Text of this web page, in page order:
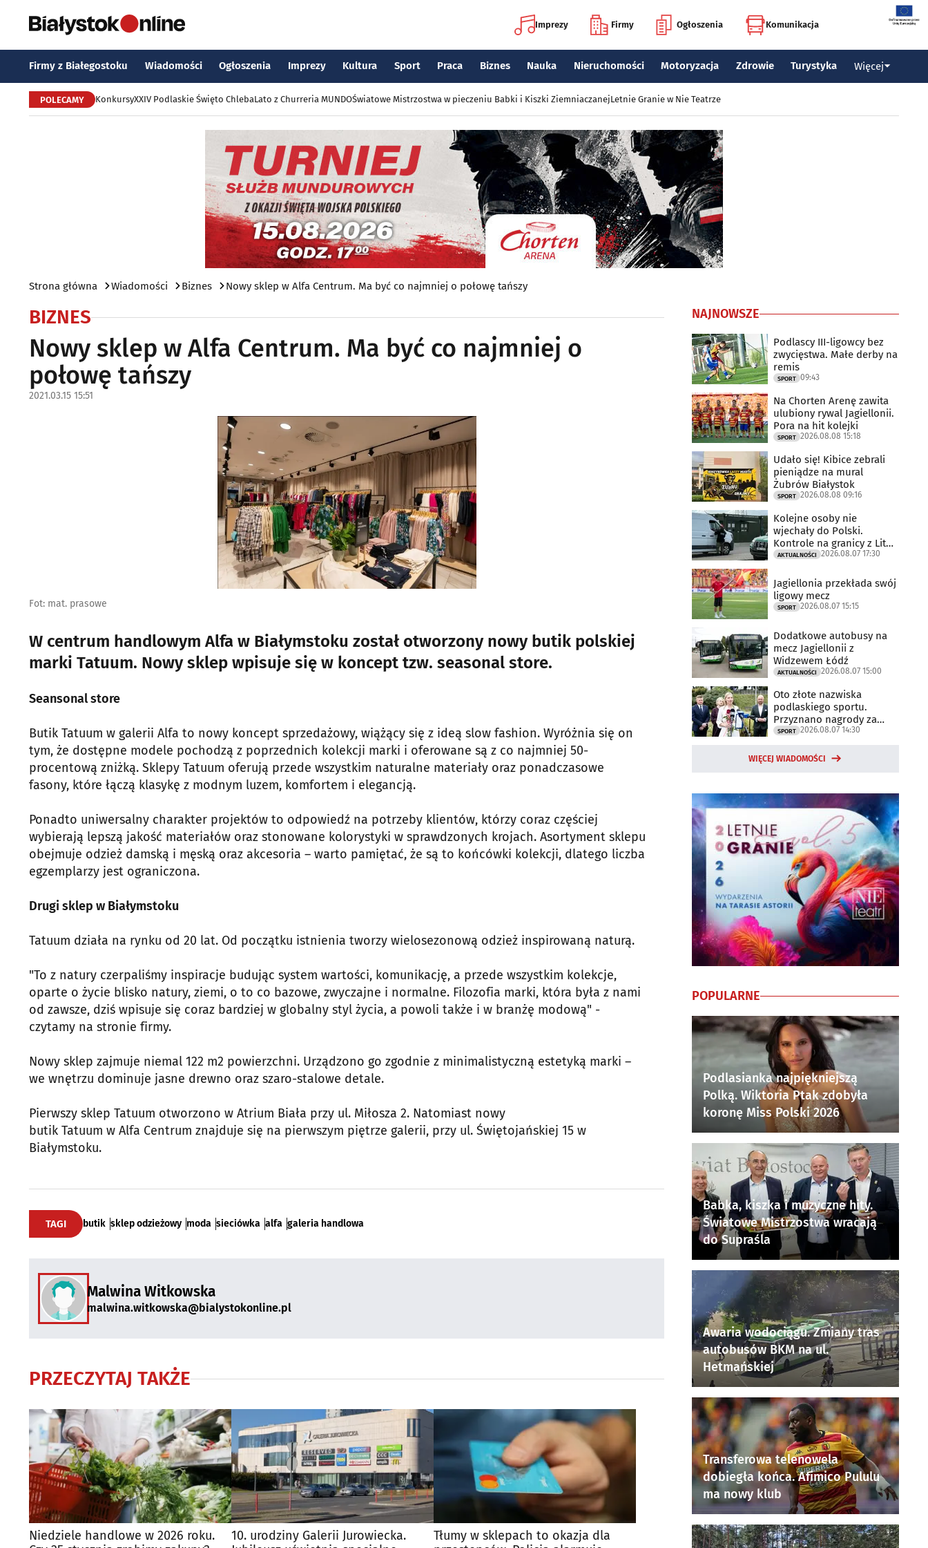
Imprezy Firmy Ogłoszenia Komunikacja
Firmy z Białegostoku Wiadomości Ogłoszenia Imprezy Kultura Sport Praca Biznes Nauka Nieruchomości Motoryzacja Zdrowie Turystyka Więcej
POLECAMY KonkursyXXIV Podlaskie Święto ChlebaLato z Churreria MUNDOŚwiatowe Mistrzostwa w pieczeniu Babki i Kiszki ZiemniaczanejLetnie Granie w Nie Teatrze
Strona główna Wiadomości Biznes Nowy sklep w Alfa Centrum. Ma być co najmniej o połowę tańszy
BIZNES
Nowy sklep w Alfa Centrum. Ma być co najmniej o
połowę tańszy
2021.03.15 15:51
Fot: mat. prasowe
W centrum handlowym Alfa w Białymstoku został otworzony nowy butik polskiej
marki Tatuum. Nowy sklep wpisuje się w koncept tzw. seasonal store.
Seansonal store
Butik Tatuum w galerii Alfa to nowy koncept sprzedażowy, wiążący się z ideą slow fashion. Wyróżnia się on
tym, że dostępne modele pochodzą z poprzednich kolekcji marki i oferowane są z co najmniej 50-
procentową zniżką. Sklepy Tatuum oferują przede wszystkim naturalne materiały oraz ponadczasowe
fasony, które łączą klasykę z modnym luzem, komfortem i elegancją.
Ponadto uniwersalny charakter projektów to odpowiedź na potrzeby klientów, którzy coraz częściej
wybierają lepszą jakość materiałów oraz stonowane kolorystyki w sprawdzonych krojach. Asortyment sklepu
obejmuje odzież damską i męską oraz akcesoria – warto pamiętać, że są to końcówki kolekcji, dlatego liczba
egzemplarzy jest ograniczona.
Drugi sklep w Białymstoku
Tatuum działa na rynku od 20 lat. Od początku istnienia tworzy wielosezonową odzież inspirowaną naturą.
"To z natury czerpaliśmy inspiracje budując system wartości, komunikację, a przede wszystkim kolekcje,
oparte o życie blisko natury, ziemi, o to co bazowe, zwyczajne i normalne. Filozofia marki, która była z nami
od zawsze, dziś wpisuje się coraz bardziej w globalny styl życia, a powoli także i w branżę modową" -
czytamy na stronie firmy.
Nowy sklep zajmuje niemal 122 m2 powierzchni. Urządzono go zgodnie z minimalistyczną estetyką marki –
we wnętrzu dominuje jasne drewno oraz szaro-stalowe detale.
Pierwszy sklep Tatuum otworzono w Atrium Biała przy ul. Miłosza 2. Natomiast nowy
butik Tatuum w Alfa Centrum znajduje się na pierwszym piętrze galerii, przy ul. Świętojańskiej 15 w
Białymstoku.
TAGI butik sklep odzieżowy moda sieciówka alfa galeria handlowa
Malwina Witkowska
malwina.witkowska@bialystokonline.pl
PRZECZYTAJ TAKŻE
Niedziele handlowe w 2026 roku.
10. urodziny Galerii Jurowiecka.
Tłumy w sklepach to okazja dla
NAJNOWSZE
Podlascy III-ligowcy bez
zwycięstwa. Małe derby na
remis
SPORT 09:43
Na Chorten Arenę zawita
ulubiony rywal Jagiellonii.
Pora na hit kolejki
SPORT 2026.08.08 15:18
Udało się! Kibice zebrali
pieniądze na mural
Żubrów Białystok
SPORT 2026.08.08 09:16
Kolejne osoby nie
wjechały do Polski.
Kontrole na granicy z Litwą
trwają
AKTUALNOŚCI 2026.08.07 17:30
Jagiellonia przekłada swój
ligowy mecz
SPORT 2026.08.07 15:15
Dodatkowe autobusy na
mecz Jagiellonii z
Widzewem Łódź
AKTUALNOŚCI 2026.08.07 15:00
Oto złote nazwiska
podlaskiego sportu.
Przyznano nagrody za
2025 rok
SPORT 2026.08.07 14:30
WIĘCEJ WIADOMOŚCI
POPULARNE
Podlasianka najpiękniejszą
Polką. Wiktoria Ptak zdobyła
koronę Miss Polski 2026
Babka, kiszka i muzyczne hity.
Światowe Mistrzostwa wracają
do Supraśla
Awaria wodociągu. Zmiany tras
autobusów BKM na ul.
Hetmańskiej
Transferowa telenowela
dobiegła końca. Afimico Pululu
ma nowy klub